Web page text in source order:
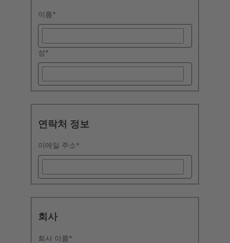
이름*
성 *
연락처 정보
이메일 주소*
회사
회사 이름*